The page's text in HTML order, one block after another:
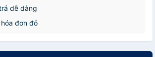
dễ dàng
đơn đỏ